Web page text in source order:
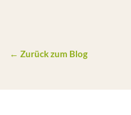
← Zurück zum Blog